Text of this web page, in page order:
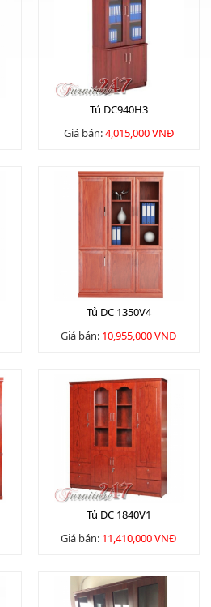
Tủ DC940H3
Giá bán:4,015,000 VNĐ
Tủ DC 1350V4
Giá bán: 10,955,000 VNĐ
Tủ DC 1840V1
Giá bán: 11,410,000 VNĐ